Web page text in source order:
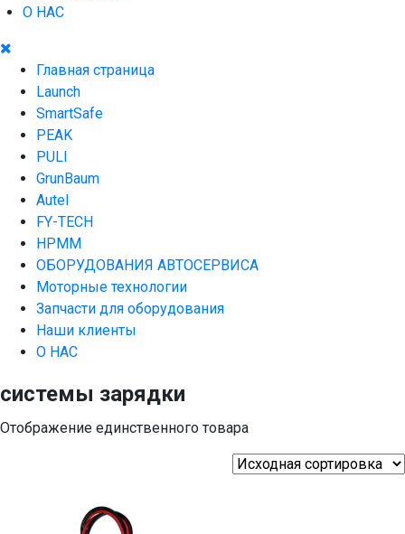
О НАС
Главная страница
Launch
SmartSafe
PEAK
PULI
GrunBaum
Autel
FY-TECH
HPMM
ОБОРУДОВАНИЯ АВТОСЕРВИСА
Моторные технологии
Запчасти для оборудования
Наши клиенты
О НАС
системы зарядки
Отображение единственного товара